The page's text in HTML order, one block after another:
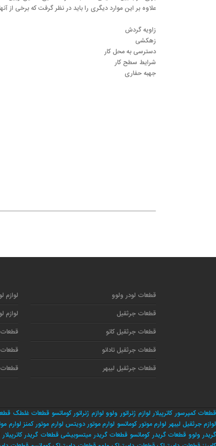
علاوه بر این موارد دیگری را باید در نظر گرفت که برخی از آنها
زاویه گردش
زهکشی
دسترسی به محل کار
شرایط سطح کار
جهبه حفاری
لوازم
لوازم
قطعات
قطعات
قطعات
قطعات لودر ولوو
قطعات جرثقیل
قطعات جرثقیل کاتو
قطعات جرثقیل تادانو
قطعات جرثقیل لیبهر
قطعات کمپرسور کاترپیلار لوازم ژنراتور ولوو لوازم ژنراتور کوماتسو قطعات غلطک
لوازم جرثقیل لیبهر لوارم موتور کوماتسو لوارم موتور دویتس لوارم موتور کمنز لوارم
گریدر ولوو قطعات گریدر کوماتسو قطعات گریدر میتسوبیشی قطعات گریدر کاترپیلار